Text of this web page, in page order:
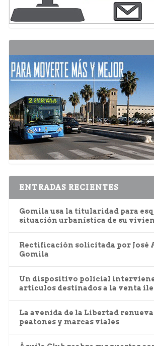
ENTRADAS RECIENTES
Gomila usa la titularidad para
situación urbanística de su
Rectificación solicitada por José
Gomila
Un dispositivo policial interviene
artículos destinados a la venta
La avenida de la Libertad renueva
peatones y marcas viales